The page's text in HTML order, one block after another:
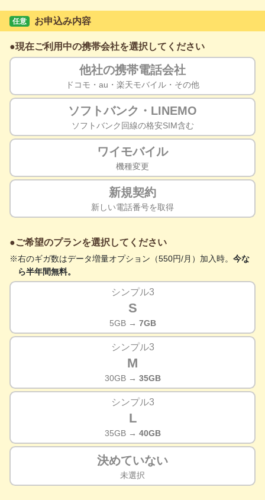
任意 お申込み内容
現在ご利用中の携帯会社を選択してください
他社の携帯電話会社
ドコモ・au・ 楽天モバイル・その他
ソフトバンク・LINEMO
ソフトバンク回線の格安SIM含む
ワイモバイル
機種変更
新規契約
新しい電話番号を取得
ご希望のプランを選択してください
右のギガ数はデータ増量オプション（550円/月）加入時。 今な
ら半年間無料。
シンプル3
S
5GB→ 7GB
シンプル3
M
30GB→ 35GB
シンプル3
L
35GB→ 40GB
決めていない
未選択